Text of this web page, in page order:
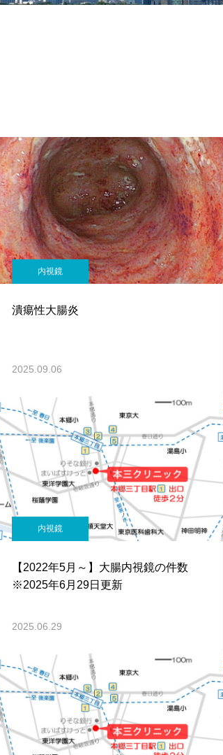
内視鏡
潰瘍性大腸炎
2025.09.06
内視鏡
【2022年5月～】大腸内視鏡の件数
※2025年6月29日更新
2025.06.29